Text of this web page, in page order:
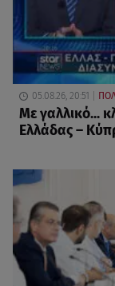
05.08.26, 20:51
Με γαλλικό...
Ελλάδας –